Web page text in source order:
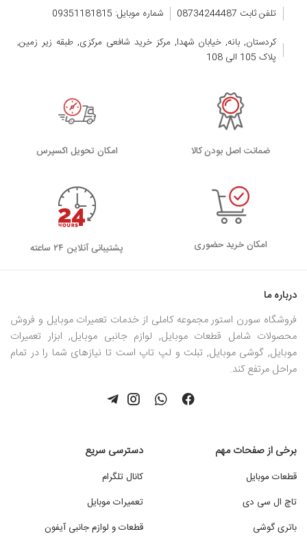
تلفن ثابت 08734244487
شماره موبایل: 09351181815
کردستان, بانه, خیابان شهدا, مرکز خرید شافعی مرکزی, طبقه زیر زمین,
پلاک 105 الی 108
ضمانت اصل بودن کالا اﻣﮑﺎن ﺗﺤﻮﯾﻞ اﮐﺴﭙﺮس
امکان خرید حضوری پشتیبانی آنلاین ۲۴ ساعته
درباره ما
فروشگاه سورن استور مجموعه کاملی از خدمات تعمیرات موبایل و فروش
محصولات شامل قطعات موبایل, لوازم جانبی موبایل, ابزار تعمیرات
موبایل, گوشی موبایل, تبلت و لپ تاپ است تا نیازهای شما را در تمام
مراحل مرتفع کند.
برخی از صفحات مهم
قطعات موبایل
تاچ ال سی دی
باتری گوشی
دسترسی سریع
کانال تلگرام
تعمیرات موبایل
قطعات و لوازم جانبی آیفون